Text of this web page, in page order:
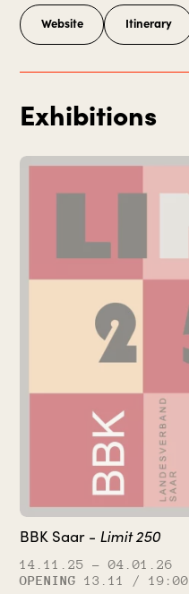
Website Itinerary
Exhibitions
BBK Saar - Limit 250
14.11.25 – 04.01.26
OPENING
13.11 / 19:00